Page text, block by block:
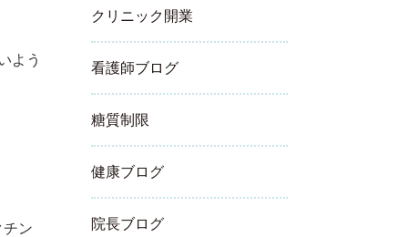
よう
ン
クリニック開業
看護師ブログ
糖質制限
健康ブログ
院長ブログ